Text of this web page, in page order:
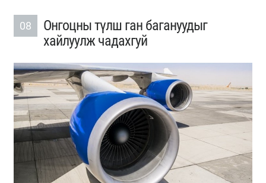
08
Онгоцны түлш ган багануудыг
хайлуулж чадахгуй